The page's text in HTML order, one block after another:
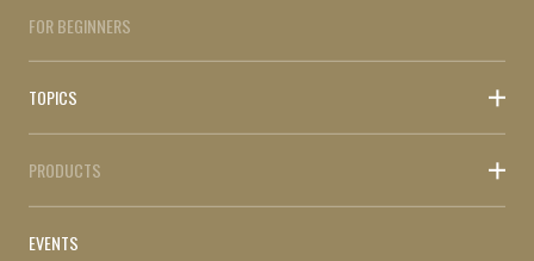
FOR BEGINNERS
TOPICS
PRODUCTS
EVENTS